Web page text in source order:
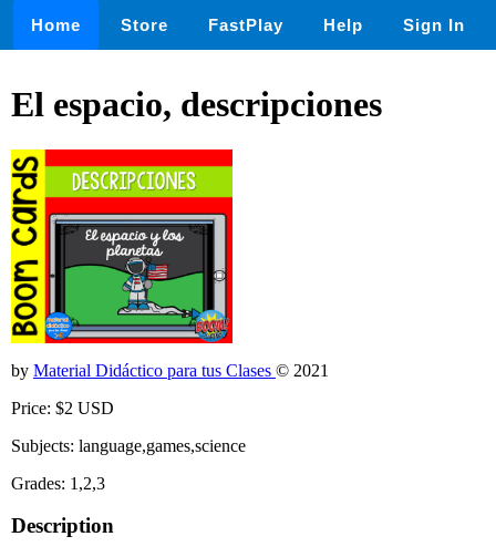
Home Store FastPlay Help Sign In
El espacio, descripciones
by Material Didáctico para tus Clases © 2021
Price: $2 USD
Subjects: language,games,science
Grades: 1,2,3
Description